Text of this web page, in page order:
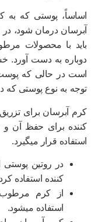
پوستی که به
درمان شود،
با محصولات
به دست آورد.
در حالی که پوست
به نوع پوستی که
آبرسان برای
برای حفظ آن و
قرار میگیرد.
در روتین پوستی
کننده استفاده کرد.
از کرم مرطوب
استفاده میشود.